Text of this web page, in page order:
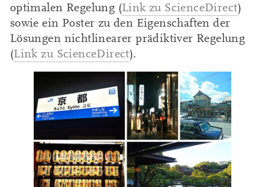
optimalen Regelung (Link zu ScienceDirect)
sowie ein Poster zu den Eigenschaften der
Lösungen nichtlinearer prädiktiver Regelung
(Link zu ScienceDirect).